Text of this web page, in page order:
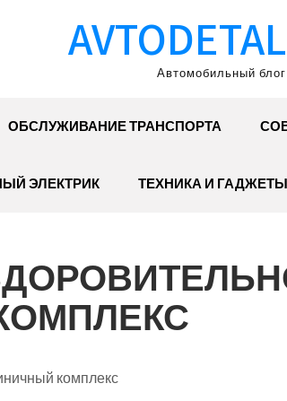
Автомобильный блог
ОБСЛУЖИВАНИЕ ТРАНСПОРТА
ЭЛЕКТРИК ТЕХНИКА И ГАДЖЕТЫ
комплекс